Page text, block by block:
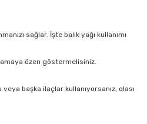
sağlar. İşte balık yağı kullanımı
özen göstermelisiniz.
başka ilaçlar kullanıyorsanız, olası